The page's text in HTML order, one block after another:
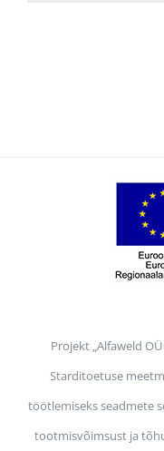
Projekt „Alfaweld
Starditoetuse
töötlemiseks seadmete
tootmisvõimsust ja